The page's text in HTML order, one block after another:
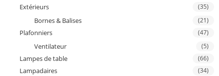
Extérieurs (35)
Bornes & Balises (21)
Plafonniers (47)
Ventilateur (5)
Lampes de table (66)
Lampadaires (34)